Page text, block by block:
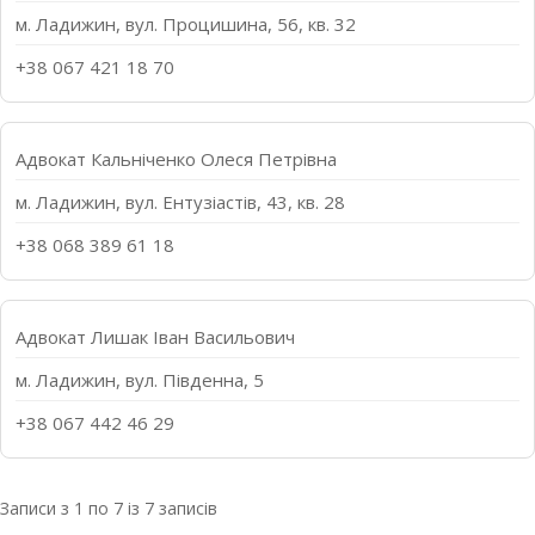
м. Ладижин, вул. Процишина, 56, кв. 32
+38 067 421 18 70
Адвокат Кальніченко Олеся Петрівна
м. Ладижин, вул. Ентузіастів, 43, кв. 28
+38 068 389 61 18
Адвокат Лишак Іван Васильович
м. Ладижин, вул. Південна, 5
+38 067 442 46 29
Записи з 1 по 7 із 7 записів